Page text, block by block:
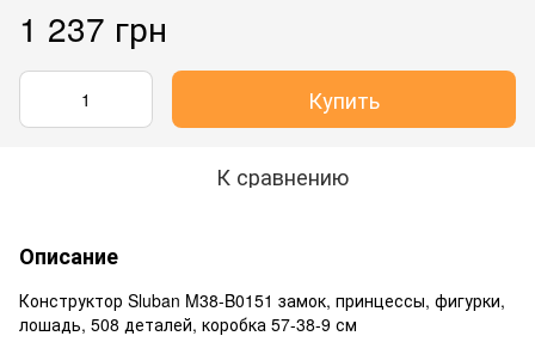
1 237 грн
Купить
К сравнению
Описание
Конструктор Sluban M38-B0151 замок, принцессы, фигурки,
лошадь, 508 деталей, коробка 57-38-9 см